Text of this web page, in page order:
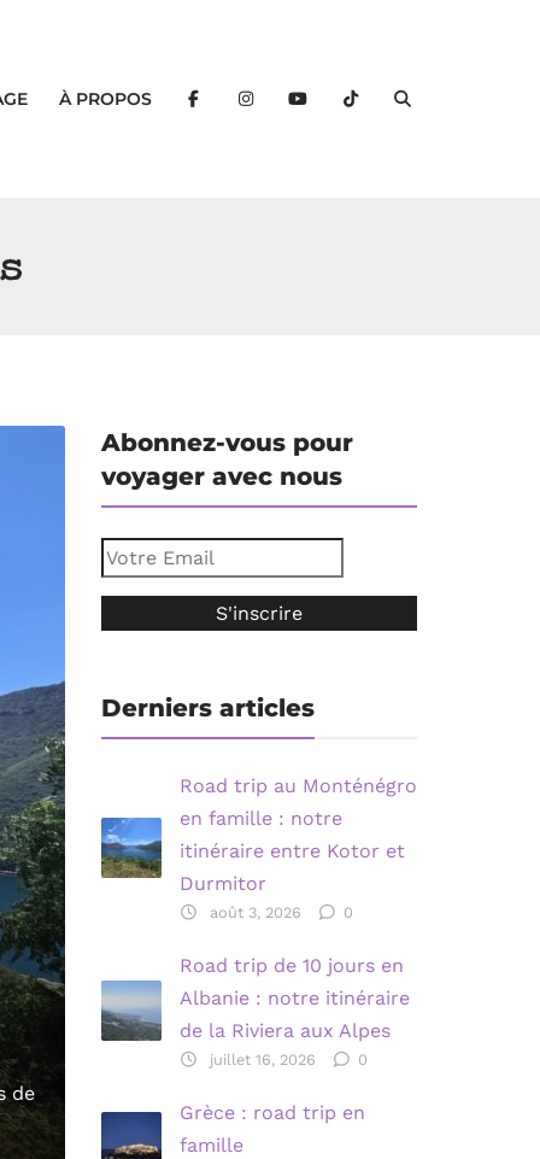
À PROPOS
de
Abonnez-vous pour
voyager avec nous
Derniers articles
Road trip au Monténégro
en famille : notre
itinéraire entre Kotor et
Durmitor
août 3, 2026 0
Road trip de 10 jours en
Albanie : notre itinéraire
de la Riviera aux Alpes
juillet 16, 2026 0
Grèce : road trip en
famille